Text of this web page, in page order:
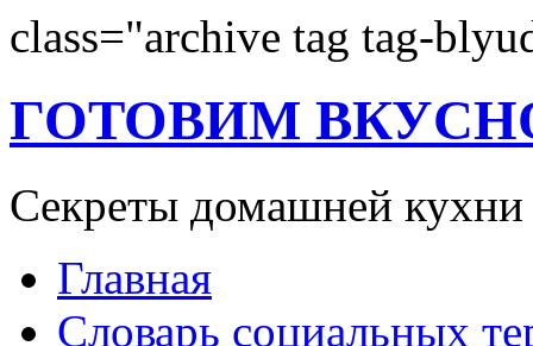
class="archive tag tag-
ГОТОВИМ
Секреты домашней кухни
Главная
Словарь социальных